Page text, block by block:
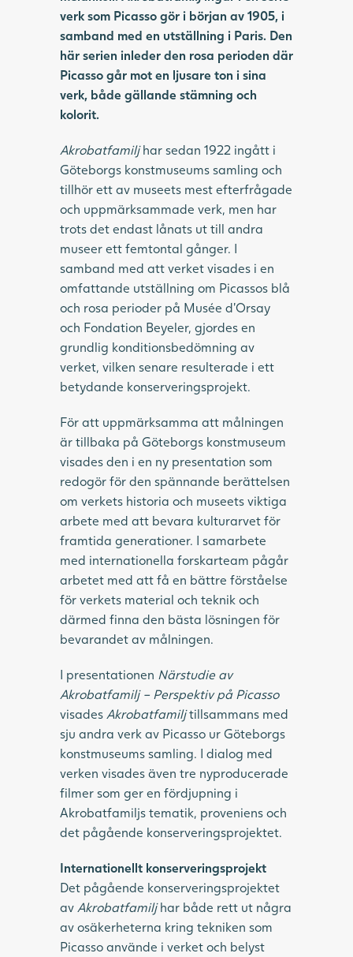
verk som Picasso gör i början av 1905, i
samband med en utställning i Paris. Den
här serien inleder den rosa perioden där
Picasso går mot en ljusare ton i sina
verk, både gällande stämning och
kolorit.
Akrobatfamiljhar sedan 1922 ingått i
Göteborgs konstmuseums samling och
tillhör ett av museets mest efterfrågade
och uppmärksammade verk, men har
trots det endast lånats ut till andra
museer ett femtontal gånger. I
samband med att verket visades i en
omfattande utställning om Picassos blå
och rosa perioder på Musée d’Orsay
och Fondation Beyeler, gjordes en
grundlig konditionsbedömning av
verket, vilken senare resulterade i ett
betydande konserveringsprojekt.
För att uppmärksamma att målningen
är tillbaka på Göteborgs konstmuseum
visades den i en ny presentation som
redogör för den spännande berättelsen
om verkets historia och museets viktiga
arbete med att bevara kulturarvet för
framtida generationer. I samarbete
med internationella forskarteam pågår
arbetet med att få en bättre förståelse
för verkets material och teknik och
därmed finna den bästa lösningen för
bevarandet av målningen.
I presentationen Närstudie av
Akrobatfamilj – Perspektiv på Picasso
visades Akrobatfamiljtillsammans med
sju andra verk av Picasso ur Göteborgs
konstmuseums samling. I dialog med
verken visades även tre nyproducerade
filmer som ger en fördjupning i
Akrobatfamiljs tematik, proveniens och
det pågående konserveringsprojektet.
Internationellt konserveringsprojekt
Det pågående konserveringsprojektet
av Akrobatfamiljhar både rett ut några
av osäkerheterna kring tekniken som
Picasso använde i verket och belyst